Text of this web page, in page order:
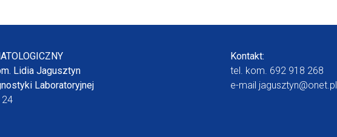
Lidia Jagusztyn
Laboratoryjnej
24
Kontakt:
tel. kom. 692 918 268
e-mail jagusztyn@onet.pl